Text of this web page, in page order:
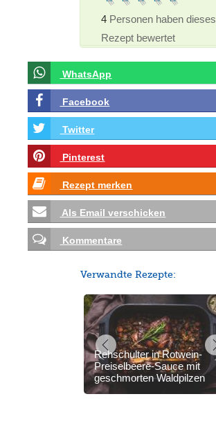
4 Personen haben dieses
Rezept bewertet
WhatsApp
Facebook
Twitter
Pinterest
Rezept merken
Als Email verschicken
Kommentare
Verwandte Rezepte:
Rehschulter in Rotwein-
Preiselbeere-Sauce mit
geschmorten Waldpilzen